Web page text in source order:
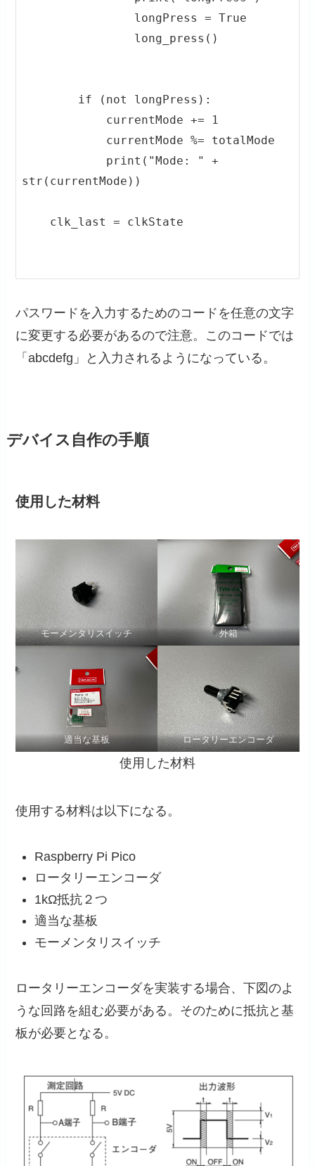
str(currentMode))
パスワードを入力するためのコードを任意の文字
に変更する必要があるので注意。このコードでは
「abcdefg」と入力されるようになっている。
デバイス自作の手順
使用した材料
モーメンタリスイッチ 外箱
適当な基板 ロータリーエンコーダ
使用した材料
使用する材料は以下になる。
Raspberry Pi Pico
ロータリーエンコーダ
1kΩ抵抗２つ
適当な基板
モーメンタリスイッチ
ロータリーエンコーダを実装する場合、下図のよ
うな回路を組む必要がある。そのために抵抗と基
板が必要となる。